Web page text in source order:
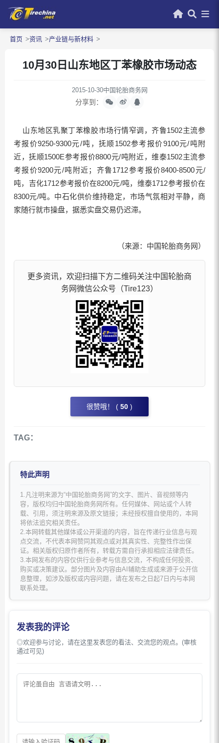
首页 资讯 产业链与新材料
10月30日山东地区丁苯橡胶市场动态
2015-10-30中国轮胎商务网
分享到：
山东地区乳聚丁苯橡胶市场行情窄调，齐鲁1502主流参
考报价9250-9300元/吨，抚顺1502参考报价9100元/吨附
近，抚顺1500E参考报价8800元/吨附近，维泰1502主流参
考报价9200元/吨附近；齐鲁1712参考报价8400-8500元/
吨，吉化1712参考报价在8200元/吨，维泰1712参考报价在
8300元/吨。中石化供价维持稳定，市场气氛相对平静，商
家随行就市操盘，据悉实盘交易仍迟滞。
（来源：中国轮胎商务网）
更多资讯，欢迎扫描下方二维码关注中国轮胎商
务网微信公众号（Tire123）
很赞哦！ ( 50 )
TAG：
特此声明
1.凡注明来源为“中国轮胎商务网”的文字、图片、音视频等内
容，版权均归中国轮胎商务网所有。任何媒体、网站或个人转
载、引用，须注明来源及原文链接；未经授权擅自使用的，本网
将依法追究相关责任。
2.本网转载其他媒体或公开渠道的内容，旨在传递行业信息与观
点交流，不代表本网赞同其观点或对其真实性、完整性作出保
证。相关版权归原作者所有，转载方需自行承担相应法律责任。
3.本网发布的内容仅供行业参考与信息交流，不构成任何投资、
购买或决策建议。部分图片及内容由AI辅助生成或来源于公开信
息整理，如涉及版权或内容问题，请在发布之日起7日内与本网
联系处理。
发表我的评论
◎欢迎参与讨论，请在这里发表您的看法、交流您的观点。(审核
通过可见)